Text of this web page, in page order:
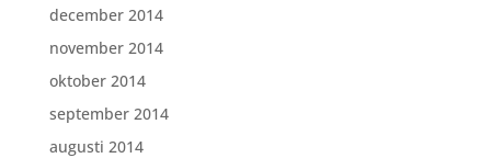
december 2014
november 2014
oktober 2014
september 2014
augusti 2014